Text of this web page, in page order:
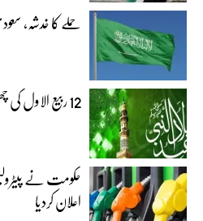
حملے کا خدشہ،
12 ربیع الاول کی چھٹی سے متعلق اہم خبر آگئی
حکومت نے
اعلان کردیا